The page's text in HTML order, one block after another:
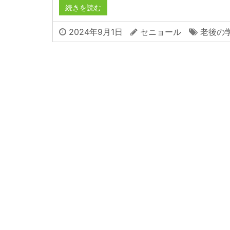
続きを読む
2024年9月1日 セニョール 老後の